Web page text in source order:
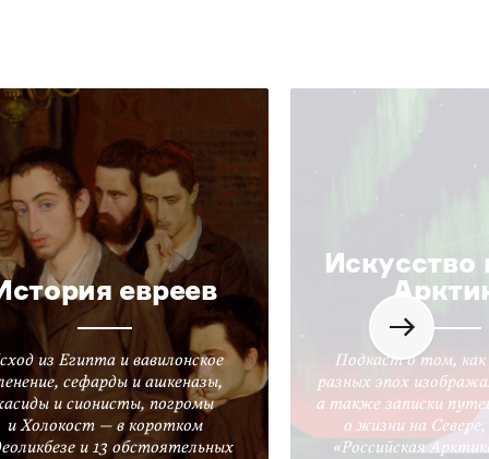
евреев
из Египта и вавилонское
сефарды и ашкеназы,
и сионисты, погромы
и Холокост — в коротком
и 13 обстоятельных
Искусство
Подкаст о том,
разных эпох
а также записки
о жизни на
«Российская